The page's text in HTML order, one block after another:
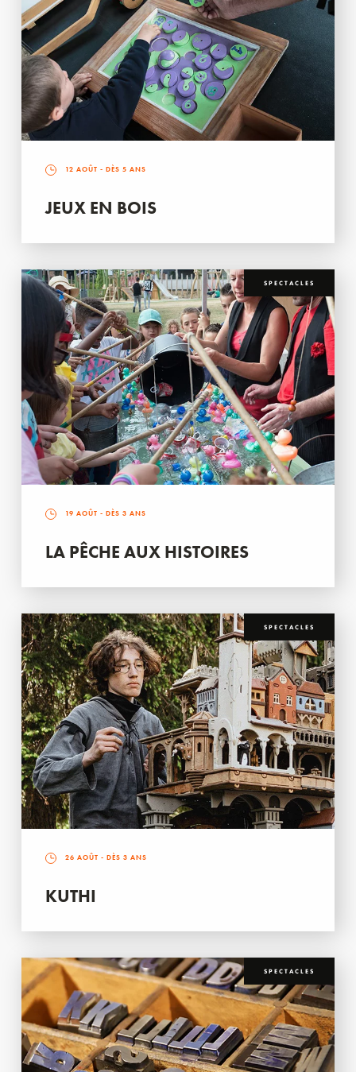
12 AOÛT - DÈS 5 ANS
JEUX EN BOIS
SPECTACLES
19 AOÛT - DÈS 3 ANS
LA PÊCHE AUX HISTOIRES
SPECTACLES
26 AOÛT - DÈS 3 ANS
KUTHI
SPECTACLES